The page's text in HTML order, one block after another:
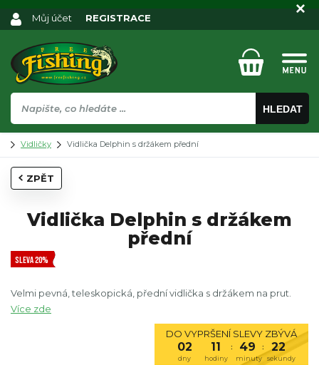
HLEDAT
Můj účet REGISTRACE
Vidličky Vidlička Delphin s držákem přední
ZPĚT
Vidlička Delphin s držákem
přední
SLEVA 20%
Velmi pevná, teleskopická, přední vidlička s držákem na prut.
Více zde
DO VYPRŠENÍ SLEVY ZBÝVÁ
02 11 : 49 : 21
dny hodiny minuty sekundy